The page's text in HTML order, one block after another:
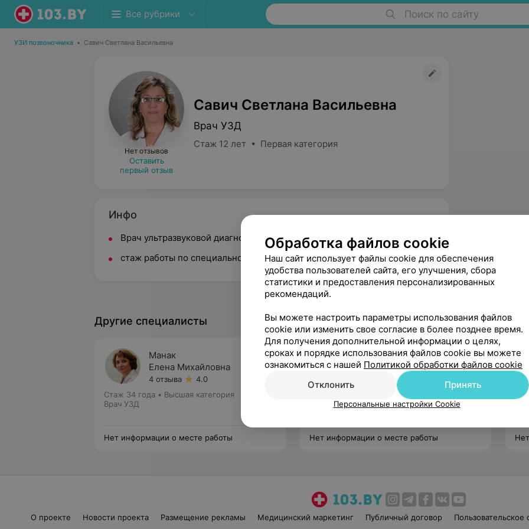
Все рубрики Поиск по сайту
УЗИ позвоночника • Савич Светлана Васильевна
Нет отзывов
Оставить
первый отзыв
Савич Светлана Васильевна
Врач УЗД
Стаж 12 лет • Первая категория
Инфо
Врач ультразвуковой диагностики 1-й категории
стаж работы по специальности свыше 5 лет
Другие специалисты
Манак
Елена Михайловна
4 отзыва
4.0
Стаж 34 года • Высшая категория
Врач УЗД
Нет информации о месте работы
Хованский
Виталий Алексеевич
Нет отзывов
Первая категория
Врач УЗД
Нет информации о месте работы
О проекте Новости проекта Размещение рекламы Медицинский маркетинг Публичный договор Пользовательское
Обработка файлов cookie
Наш сайт использует файлы cookie для обеспечения
удобства пользователей сайта, его улучшения, сбора
статистики и предоставления персонализированных
рекомендаций.
Вы можете настроить параметры использования файлов
cookie или изменить свое согласие в более позднее время.
Для получения дополнительной информации о целях,
сроках и порядке использования файлов cookie вы можете
ознакомиться с нашей Политикой обработки файлов cookie
Отклонить
Принять
Персональные настройки Cookie